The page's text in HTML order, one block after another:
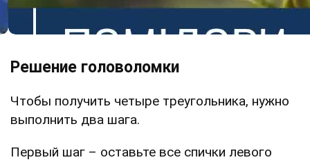
Решение головоломки
Чтобы получить четыре треугольника, нужно
выполнить два шага.
Первый шаг – оставьте все спички левого